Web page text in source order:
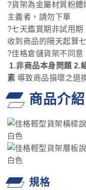
?貨架為金屬材質粉
主義者，請勿下單
?七天鑑賞期非試用
收到商品的隔天起算
?佳格倉儲貨架不同意
1.非商品本身問題 2.
素 導致商品損壞之退
商品介紹
規格